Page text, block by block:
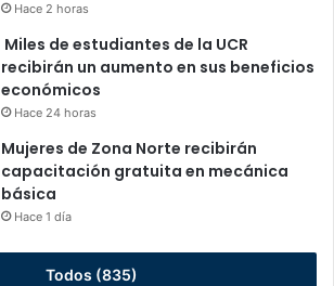
Hace 2 horas
Miles de estudiantes de la UCR
recibirán un aumento en sus beneficios
económicos
Hace 24 horas
Mujeres de Zona Norte recibirán
capacitación gratuita en mecánica
básica
Hace 1 día
Todos (835)